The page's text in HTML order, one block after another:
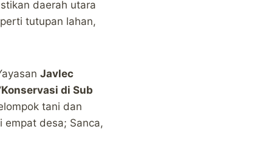
daerah utara
tutupan lahan,
Javlec
Konservasi di Sub
tani dan
empat desa; Sanca,